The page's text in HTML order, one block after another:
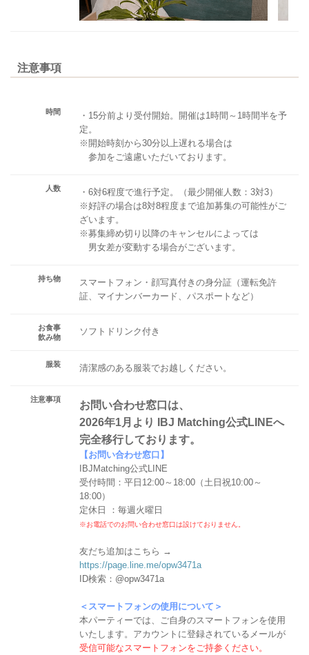
注意事項
時間
・15分前より受付開始。開催は1時間～1時間半を予
定。
※開始時刻から30分以上遅れる場合は
参加をご遠慮いただいております。
人数
・6対6程度で進行予定。（最少開催人数：3対3）
※好評の場合は8対8程度まで追加募集の可能性がご
ざいます。
※募集締め切り以降のキャンセルによっては
男女差が変動する場合がございます。
持ち物
スマートフォン・顔写真付きの身分証（運転免許
証、マイナンバーカード、パスポートなど）
お食事
飲み物
ソフトドリンク付き
服装 清潔感のある服装でお越しください。
注意事項
お問い合わせ窓口は、
2026年1月より IBJ Matching公式LINEへ
完全移行しております。
【お問い合わせ窓口】
IBJMatching公式LINE
受付時間：平日12:00～18:00（土日祝10:00～
18:00）
定休日 ：毎週火曜日
※お電話でのお問い合わせ窓口は設けておりません。
友だち追加はこちら →
https://page.line.me/opw3471a
ID検索：@opw3471a
＜スマートフォンの使用について＞
本パーティーでは、ご自身のスマートフォンを使用
いたします。アカウントに登録されているメールが
受信可能なスマートフォンをご持参ください。